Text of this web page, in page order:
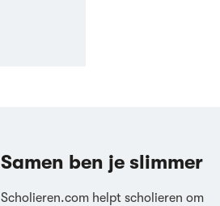
Samen ben je slimmer
Scholieren.com helpt scholieren om